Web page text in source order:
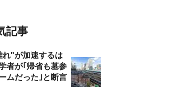
記事
"が加速するは
者が｢帰省も墓参
ムだった｣と断言